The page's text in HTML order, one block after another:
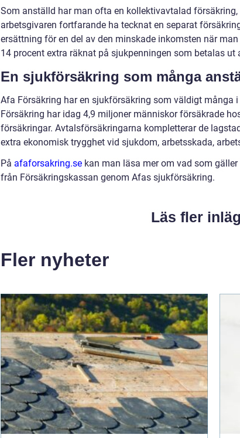
Som anställd har man ofta en kollektivavtalad
arbetsgivaren fortfarande ha tecknat en separat
ersättning för en del av den minskade inkomsten när
14 procent extra räknat på sjukpenningen som betalas ut
En sjukförsäkring som många
Afa Försäkring har en sjukförsäkring som väldigt många
Försäkring har idag 4,9 miljoner människor försäkrade
försäkringar. Avtalsförsäkringarna kompletterar de
extra ekonomisk trygghet vid sjukdom, arbetsskada,
På afaforsakring.se kan man läsa mer om vad som
från Försäkringskassan genom Afas sjukförsäkring.
Läs fler
Fler nyheter